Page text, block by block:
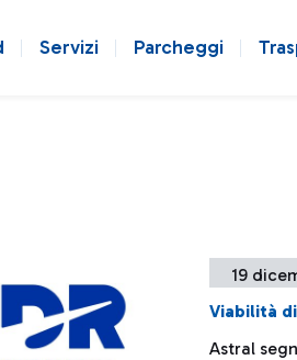
Servizi Parcheggi
19
Viabilità
Astral